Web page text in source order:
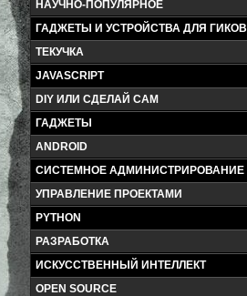
НАУЧНО-ПОПУЛЯРНОЕ
ГАДЖЕТЫ И УСТРОЙСТВА ДЛЯ ГИКОВ
ТЕКУЧКА
JAVASCRIPT
DIY ИЛИ СДЕЛАЙ САМ
ГАДЖЕТЫ
ANDROID
СИСТЕМНОЕ АДМИНИСТРИРОВАНИЕ
УПРАВЛЕНИЕ ПРОЕКТАМИ
PYTHON
РАЗРАБОТКА
ИСКУССТВЕННЫЙ ИНТЕЛЛЕКТ
OPEN SOURCE